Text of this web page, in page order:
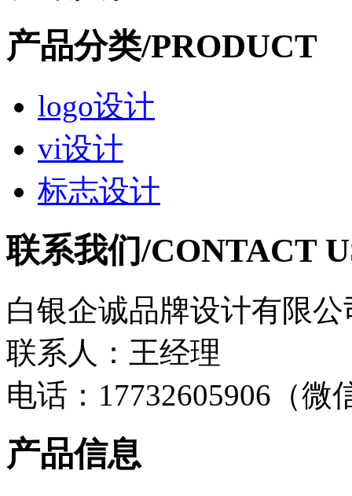
产品分类/PRODUCT
logo设计
vi设计
标志设计
联系我们/CONTACT
白银企诚品牌设计有限公
联系人：王经理
电话：17732605906（微
产品信息